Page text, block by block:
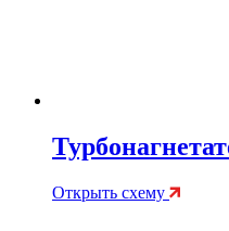
Открыть схему